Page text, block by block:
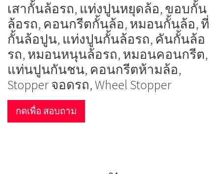
เสากั้นล้อรถ, แท่งปูนหยุดล้อ, ขอบกั้น
ล้อรถ, คอนกรีตกั้นล้อ, หมอนกั้นล้อ, ที่
กั้นล้อปูน, แท่งปูนกั้นล้อรถ, คันกั้นล้อ
รถ, หมอนหนุนล้อรถ, หมอนคอนกรีต,
แท่นปูนกันชน, คอนกรีตห้ามล้อ,
Stopper จอดรถ, Wheel Stopper
กดเพื่อ สอบถาม